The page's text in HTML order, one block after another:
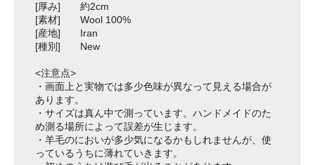
[厚み] 約2cm
[素材] Wool 100%
[産地] Iran
[種別] New
<注意点>
・画面上と実物では多少色味が異なって見える場合が
あります。
・サイズは真ん中で測っています。ハンドメイドのた
め測る場所によって誤差が生じます。
・羊毛のにおいが多少気になるかもしれませんが、使
っているうちに薄れていきます。